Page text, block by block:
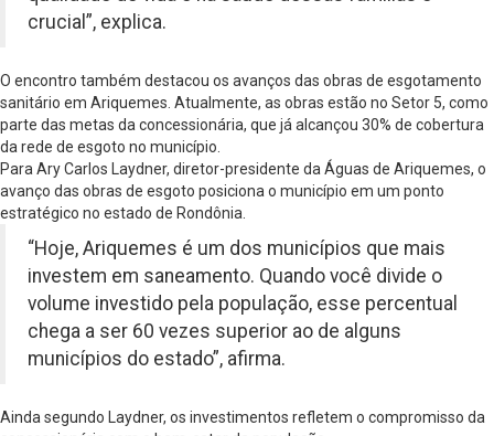
crucial”, explica.
O encontro também destacou os avanços das obras de esgotamento
sanitário em Ariquemes. Atualmente, as obras estão no Setor 5, como
parte das metas da concessionária, que já alcançou 30% de cobertura
da rede de esgoto no município.
Para Ary Carlos Laydner, diretor-presidente da Águas de Ariquemes, o
avanço das obras de esgoto posiciona o município em um ponto
estratégico no estado de Rondônia.
“Hoje, Ariquemes é um dos municípios que mais
investem em saneamento. Quando você divide o
volume investido pela população, esse percentual
chega a ser 60 vezes superior ao de alguns
municípios do estado”, afirma.
Ainda segundo Laydner, os investimentos refletem o compromisso da